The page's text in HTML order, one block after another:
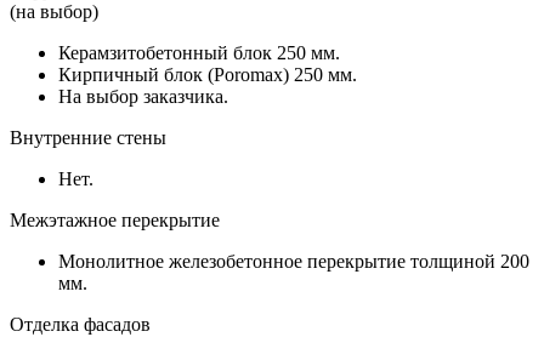
(на выбор)
Керамзитобетонный блок 250 мм.
Кирпичный блок (Poromax) 250 мм.
На выбор заказчика.
Внутренние стены
Нет.
Межэтажное перекрытие
Монолитное железобетонное перекрытие толщиной 200
мм.
Отделка фасадов